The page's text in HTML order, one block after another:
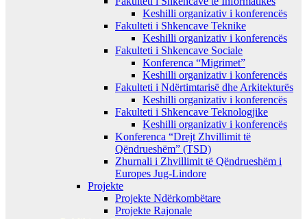
Keshilli organizativ i konferencës
Fakulteti i Shkencave Teknike
Keshilli organizativ i konferencës
Fakulteti i Shkencave Sociale
Konferenca “Migrimet”
Keshilli organizativ i konferencës
Fakulteti i Ndërtimtarisë dhe Arkitekturës
Keshilli organizativ i konferencës
Fakulteti i Shkencave Teknologjike
Keshilli organizativ i konferencës
Konferenca “Drejt Zhvillimit të
Qëndrueshëm” (TSD)
Zhurnali i Zhvillimit të Qëndrueshëm i
Europes Jug-Lindore
Projekte
Projekte Ndërkombëtare
Projekte Rajonale